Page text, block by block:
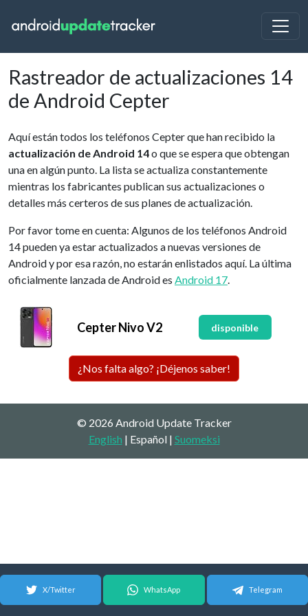
Rastreador de actualizaciones 14
de Android Cepter
Aquí están todos los teléfonos Cepter que han recibido la
actualización de Android 14o que se espera que obtengan
una en algún punto. La lista se actualiza constantemente
mientras los fabricantes publican sus actualizaciones o
detalles más certeros de sus planes de actualización.
Por favor tome en cuenta: Algunos de los teléfonos Android
14 pueden ya estar actualizados a nuevas versiones de
Android y por esa razón, no estarán enlistados aquí. La última
oficialmente lanzada de Android es Android 17.
Cepter Nivo V2 disponible
¿Nos falta algo? ¡Déjenos saber!
© 2026 Android Update Tracker
English | Español | Suomeksi
X/Twitter WhatsApp Telegram